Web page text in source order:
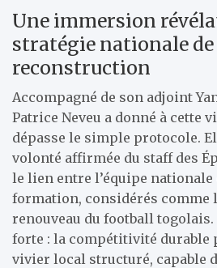
Une immersion
stratégie nationale de
reconstruction
Accompagné de son adjoint
Patrice Neveu a donné à cette
dépasse le simple protocole.
volonté affirmée du staff des
le lien entre l’équipe nationale
formation, considérés comme
renouveau du football
forte : la compétitivité durable
vivier local structuré, capable